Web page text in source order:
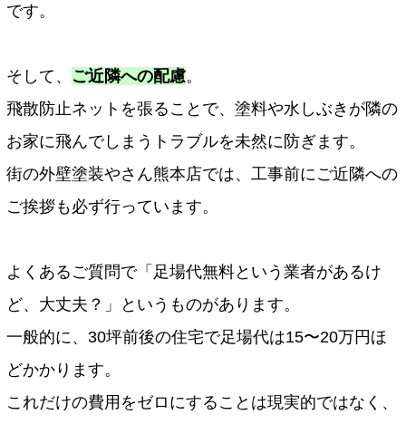
です。
そして、 ご近隣への配慮。
飛散防止ネットを張ることで、塗料や水しぶきが隣の
お家に飛んでしまうトラブルを未然に防ぎます。
街の外壁塗装やさん熊本店では、工事前にご近隣への
ご挨拶も必ず行っています。
よくあるご質問で「足場代無料という業者があるけ
ど、大丈夫？」というものがあります。
一般的に、30坪前後の住宅で足場代は15〜20万円ほ
どかかります。
これだけの費用をゼロにすることは現実的ではなく、